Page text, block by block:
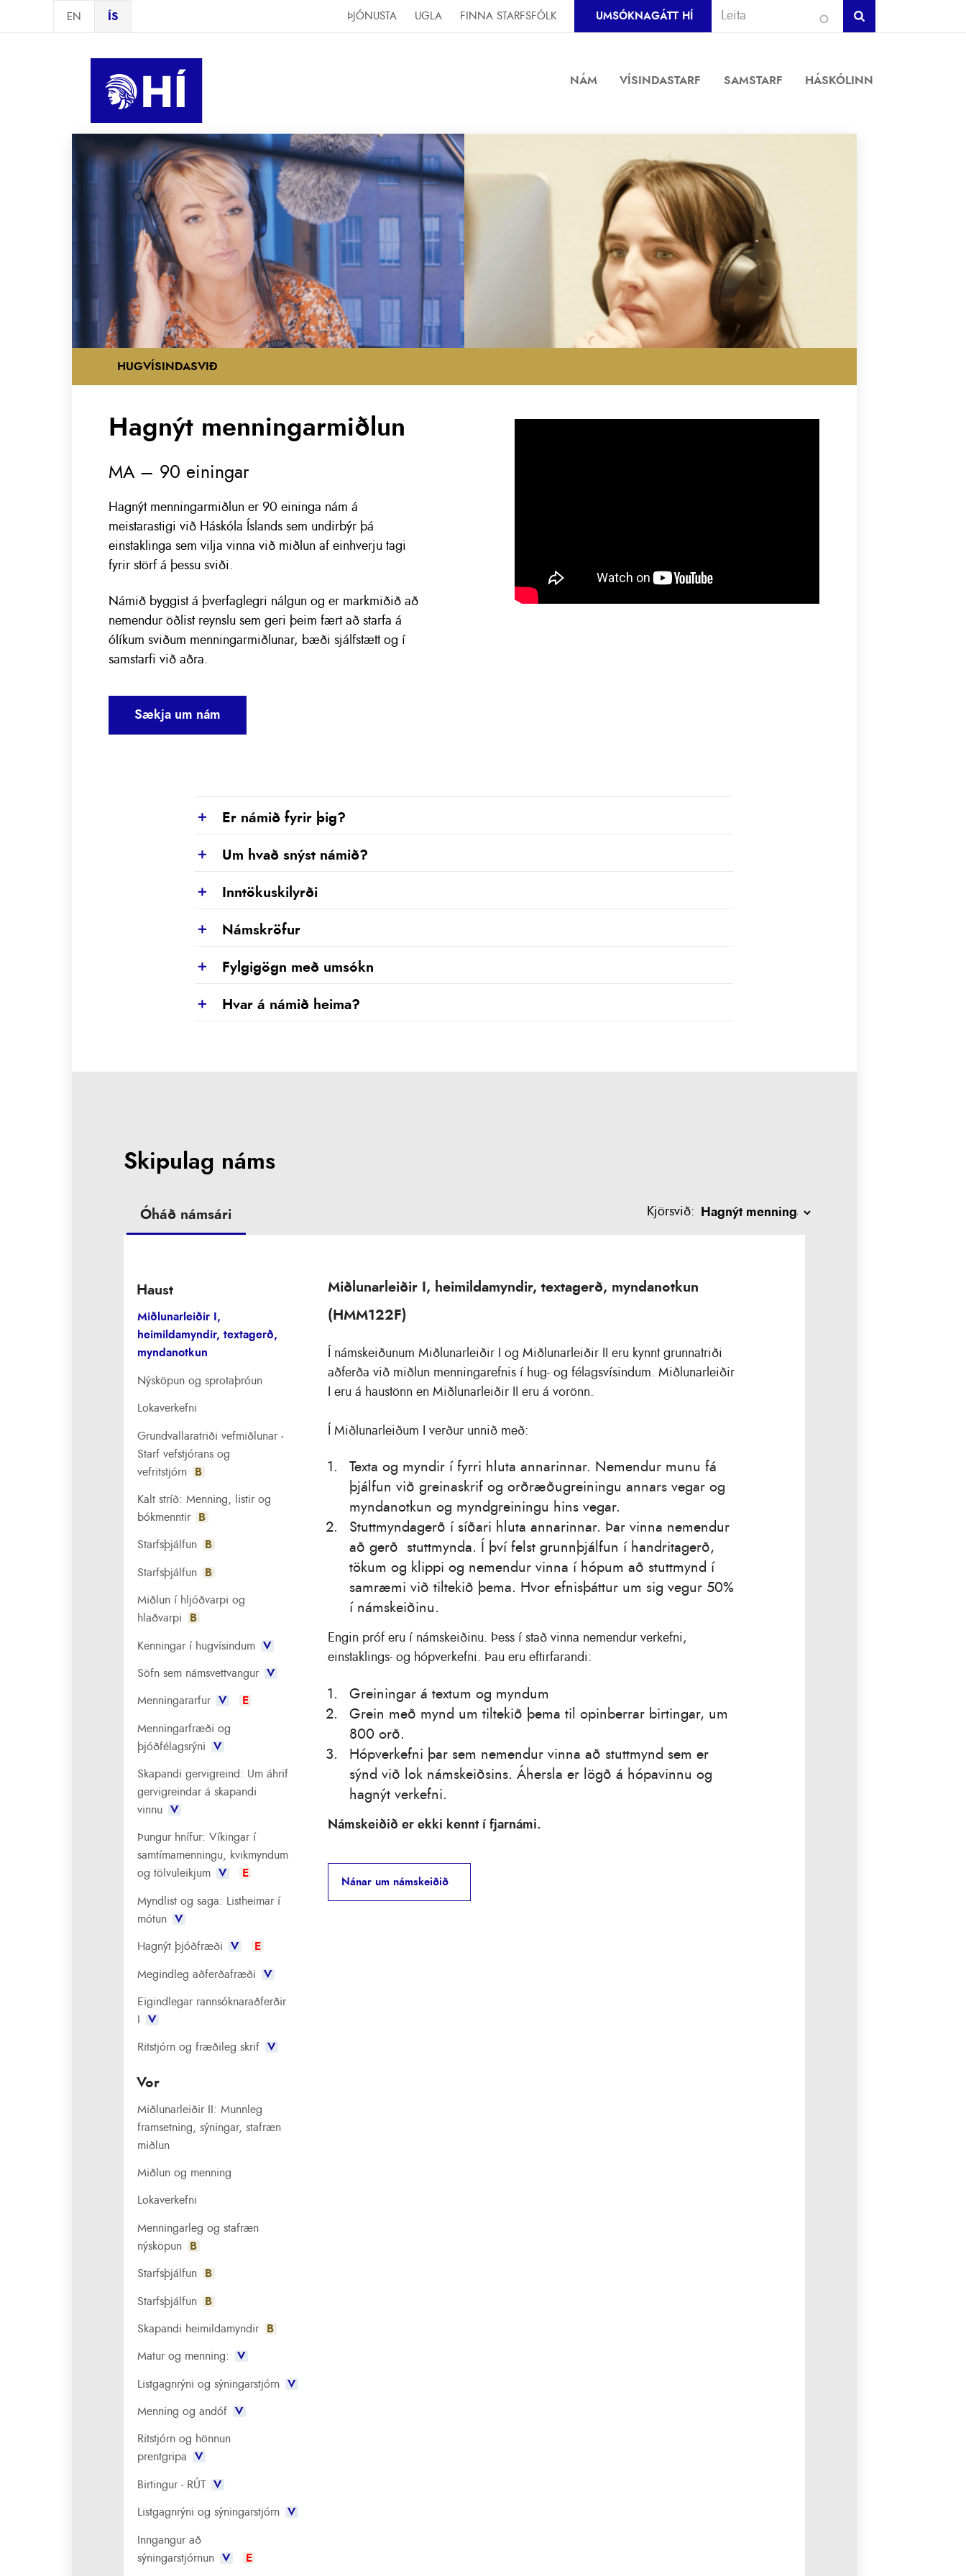
Skip to main content
EN ÍS UMSÓKNAGÁTT HÍ
FINNA STARFSFÓLK
UGLA
ÞJÓNUSTA
HÁSKÓLINN
SAMSTARF
VÍSINDASTARF
NÁM
HUGVÍSINDASVIÐ
Hagnýt menningarmiðlun
MA – 90 einingar
Hagnýt menningarmiðlun er 90 eininga nám á
meistarastigi við Háskóla Íslands sem undirbýr þá
einstaklinga sem vilja vinna við miðlun af einhverju tagi
fyrir störf á þessu sviði.
Námið byggist á þverfaglegri nálgun og er markmiðið að
nemendur öðlist reynslu sem geri þeim fært að starfa á
ólíkum sviðum menningarmiðlunar, bæði sjálfstætt og í
samstarfi við aðra.
Sækja um nám
ShowEr námið fyrir þig?
ShowUm hvað snýst námið?
ShowInntökuskilyrði
ShowNámskröfur
ShowFylgigögn með umsókn
ShowHvar á námið heima?
Skipulag náms
Kjörsvið:
Óháð námsári
Haust
Miðlunarleiðir I,
heimildamyndir, textagerð,
myndanotkun
Nýsköpun og sprotaþróun
Lokaverkefni
Grundvallaratriði vefmiðlunar ‐
Starf vefstjórans og
vefritstjórn
B
Kalt stríð: Menning, listir og
bókmenntir
B
Starfsþjálfun B
Starfsþjálfun B
Miðlun í hljóðvarpi og
hlaðvarpi
B
Kenningar í hugvísindum V
Söfn sem námsvettvangur V
Menningararfur V E
Menningarfræði og
þjóðfélagsrýni
V
Skapandi gervigreind: Um áhrif
gervigreindar á skapandi
vinnu
V
Þungur hnífur: Víkingar í
samtímamenningu, kvikmyndum
og tölvuleikjum
V E
Myndlist og saga: Listheimar í
mótun
V
Hagnýt þjóðfræði V E
Megindleg aðferðafræði V
Eigindlegar rannsóknaraðferðir
V
Ritstjórn og fræðileg skrif V
Vor
Miðlunarleiðir II: Munnleg
framsetning, sýningar, stafræn
miðlun
Miðlun og menning
Lokaverkefni
Menningarleg og stafræn
nýsköpun
B
Starfsþjálfun B
Starfsþjálfun B
Skapandi heimildamyndir B
Matur og menning: V
Listgagnrýni og sýningarstjórn V
Menning og andóf V
Ritstjórn og hönnun
prentgripa
V
Birtingur - RÚT V
Listgagnrýni og sýningarstjórn V
Inngangur að
sýningarstjórnun
V E
Miðlunarleiðir I, heimildamyndir, textagerð, myndanotkun
(HMM122F)
Í námskeiðunum Miðlunarleiðir I og Miðlunarleiðir II eru kynnt grunnatriði
aðferða við miðlun menningarefnis í hug- og félagsvísindum. Miðlunarleiðir
I eru á haustönn en Miðlunarleiðir II eru á vorönn.
Í Miðlunarleiðum I verður unnið með:
Texta og myndir í fyrri hluta annarinnar. Nemendur munu fá
þjálfun við greinaskrif og orðræðugreiningu annars vegar og
myndanotkun og myndgreiningu hins vegar.
Stuttmyndagerð í síðari hluta annarinnar. Þar vinna nemendur
að gerð stuttmynda. Í því felst grunnþjálfun í handritagerð,
tökum og klippi og nemendur vinna í hópum að stuttmynd í
samræmi við tiltekið þema. Hvor efnisþáttur um sig vegur 50%
í námskeiðinu.
Engin próf eru í námskeiðinu. Þess í stað vinna nemendur verkefni,
einstaklings- og hópverkefni. Þau eru eftirfarandi:
Greiningar á textum og myndum
Grein með mynd um tiltekið þema til opinberrar birtingar, um
800 orð.
Hópverkefni þar sem nemendur vinna að stuttmynd sem er
sýnd við lok námskeiðsins. Áhersla er lögð á hópavinnu og
hagnýt verkefni.
Námskeiðið er ekki kennt í fjarnámi.
Nánar um námskeiðið